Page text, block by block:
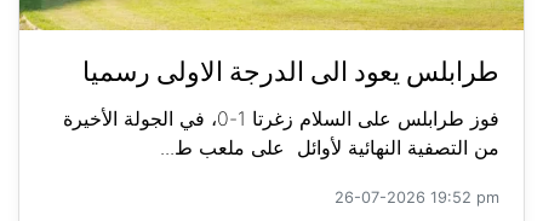
طرابلس يعود الى الدرجة الاولى رسميا
فوز طرابلس على السلام زغرتا 1-0، في الجولة الأخيرة
من التصفية النهائية لأوائل على ملعب ط...
26-07-2026 19:52 pm